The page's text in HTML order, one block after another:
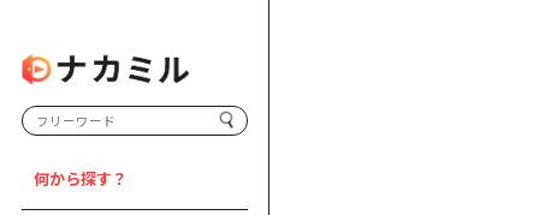
何から探す？